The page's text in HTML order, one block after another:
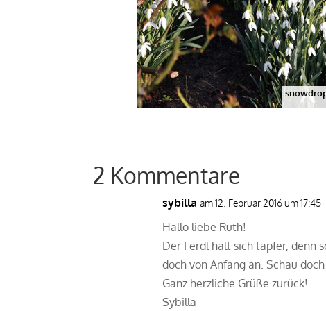
2 Kommentare
sybilla am 12. Februar 2016 um 17:45
Hallo liebe Ruth!
Der Ferdl hält sich tapfer, denn
doch von Anfang an. Schau
Ganz herzliche Grüße zurück!
Sybilla